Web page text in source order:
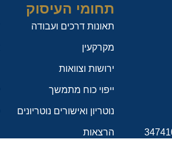
תחומי העיסוק
תאונות דרכים ועבודה
מקרקעין
ירושות וצוואות
ייפוי כוח מתמשך
נוטריון ואישורים נוטריונים
הרצאות